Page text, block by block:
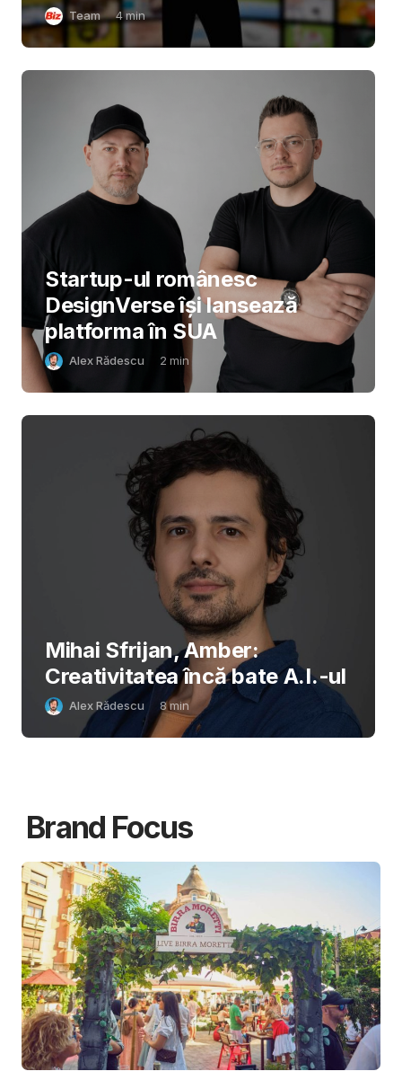
Team 4min
Startup-ul românesc
DesignVerse își lansează
platforma în SUA
Alex Rădescu 2 min
Mihai Sfrijan, Amber:
Creativitatea încă bate A.I.-ul
Alex Rădescu 8min
Brand Focus